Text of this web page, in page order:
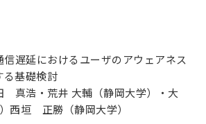
信遅延におけるユーザのアウェアネス
る基礎検討
浩・荒井 大輔（静岡大学）・大
西垣 正勝（静岡大学）